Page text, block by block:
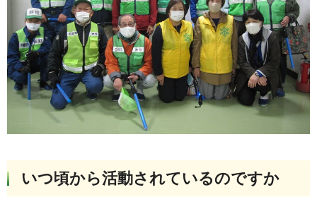
いつ頃から活動されているのですか